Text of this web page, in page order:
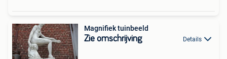
Magnifiek tuinbeeld
Zie omschrijving Details